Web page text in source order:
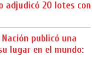
adjudicó 20 lotes con
publicó una
lugar en el mundo: